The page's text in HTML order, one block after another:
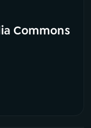
Commons